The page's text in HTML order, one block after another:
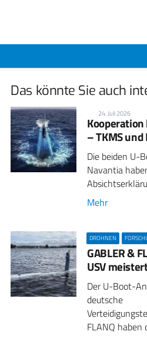
Das könnte Sie auch
24. Juli 2026
– TKMS
Die beiden U-
Navantia
Mehr
DROHNEN
GABLER &
USV
Der U-Boot-
deutsche
FLANQ haben